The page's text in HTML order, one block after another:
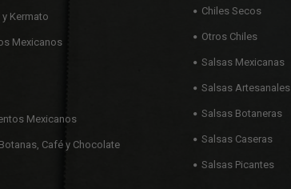
Kermato
Mexicanos
Mexicanos
Café y Chocolate
Chiles Secos
Otros Chiles
Salsas Mexicanas
Salsas Artesanales
Salsas Botaneras
Salsas Caseras
Salsas Picantes